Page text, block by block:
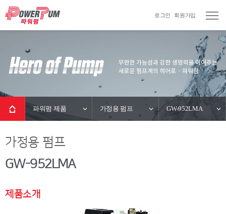
로그인 회원가입
파워펌 제품 가정용 펌프 GW-952LMA
가정용 펌프
GW-952LMA
제품소개